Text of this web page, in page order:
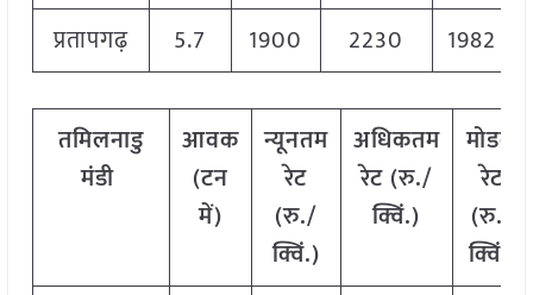
प्रतापगढ़
5.7 1900 2230 1982
तमिलनाडु
मंडी
आवक
(टन
में)
न्यूनतम
रेट
(रु./
क्विं.)
अधिकतम
रेट (रु./
क्विं.)
मोडल
रेट
(रु./
क्विं.)